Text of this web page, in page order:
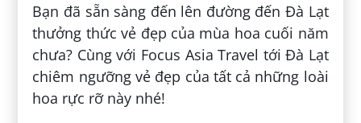
Bạn đã sẵn sàng đến lên đường đến Đà Lạt
thưởng thức vẻ đẹp của mùa hoa cuối năm
chưa? Cùng với Focus Asia Travel tới Đà Lạt
chiêm ngưỡng vẻ đẹp của tất cả những loài
hoa rực rỡ này nhé!